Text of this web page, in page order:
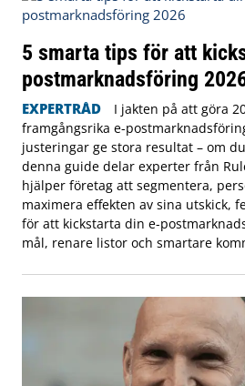
5 smarta tips för att
postmarknadsföring
EXPERTRÅD
I jakten på att göra
framgångsrika e-
justeringar ge stora resultat – om
denna guide delar experter från
hjälper företag att segmentera,
maximera effekten av sina utskick,
för att kickstarta din e-
mål, renare listor och smartare